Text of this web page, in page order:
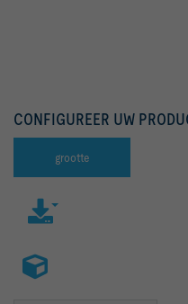
CONFIGUREER UW
grootte